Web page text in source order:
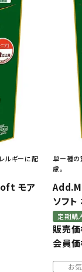
ルギーに配
モア
単ー種の
慮。
ソフ
定期購
販売
会員
お